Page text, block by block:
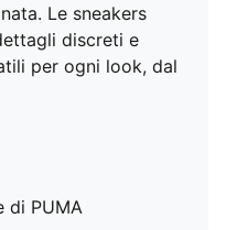
Le sneakers
discreti e
per ogni look, dal
di PUMA